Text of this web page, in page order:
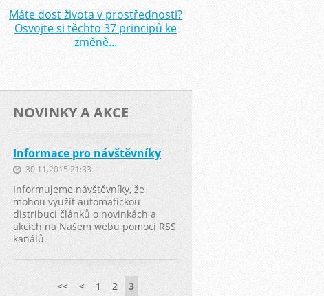
Máte dost života v prostřednosti?
Osvojte si těchto 37 principů ke
změně...
NOVINKY A AKCE
Informace pro návštěvníky
30.11.2015 21:33
Informujeme návštěvníky, že
mohou využít automatickou
distribuci článků o novinkách a
akcích na Našem webu pomocí RSS
kanálů.
<< < 1 2 3